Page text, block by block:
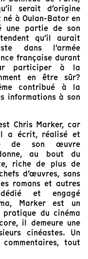
serait d’origine
à Oulan-Bator en
une partie de son
qu’il aurait
dans l'armée
française durant
participer à la
en être sûr?
contribué à la
informations à son
Chris Marker, car
a écrit, réalisé et
de son œuvre
au bout du
riche de plus de
d’œuvres, sans
romans et autres
dédié et engagé
Marker est un
pratique du cinéma
il demeure une
cinéastes. Un
tout